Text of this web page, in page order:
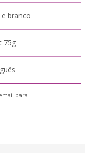
branco
75g
para